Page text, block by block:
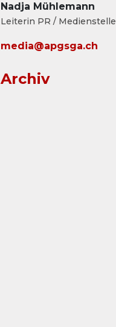
Nadja Mühlemann
Leiterin PR / Medienstelle
media@apgsga.ch
Archiv